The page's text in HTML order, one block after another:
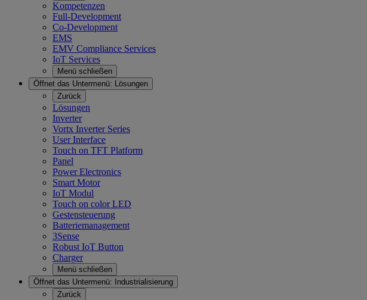
Kompetenzen
Full-Development
Co-Development
EMS
EMV Compliance Services
IoT Services
Menü schließen
Öffnet das Untermenü: Lösungen
Zurück
Lösungen
Inverter
Vortx Inverter Series
User Interface
Touch on TFT Platform
Panel
Power Electronics
Smart Motor
IoT Modul
Touch on color LED
Gestensteuerung
Batteriemanagement
3Sense
Robust IoT Button
Charger
Menü schließen
Öffnet das Untermenü:
Industrialisierung
Zurück